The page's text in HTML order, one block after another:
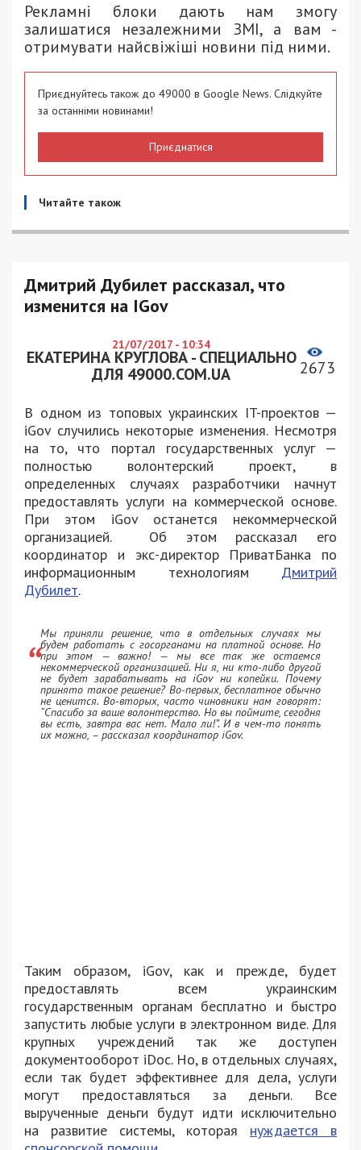
Рекламні блоки дають нам змогу
залишатися незалежними ЗМІ, а вам -
отримувати найсвіжіші новини під ними.
Приєднуйтесь також до 49000 в Google News. Слідкуйте
за останніми новинами!
Приєднатися
Читайте також
Дмитрий Дубилет рассказал, что
изменится на IGov
21/07/2017 - 10:34
ЕКАТЕРИНА КРУГЛОВА - СПЕЦИАЛЬНО
ДЛЯ 49000.COM.UA
2673
В одном из топовых украинских IT-проектов —
iGov случились некоторые изменения. Несмотря
на то, что портал государственных услуг —
полностью волонтерский проект, в
определенных случаях разработчики начнут
предоставлять услуги на коммерческой основе.
При этом iGov останется некоммерческой
организацией. Об этом рассказал его
координатор и экс-директор ПриватБанка по
информационным технологиям Дмитрий
Дубилет.
Мы приняли решение, что в отдельных случаях мы
будем работать с госорганами на платной основе. Но
при этом — важно! — мы все так же остаемся
некоммерческой организацией. Ни я, ни кто-либо другой
не будет зарабатывать на iGov ни копейки. Почему
принято такое решение? Во-первых, бесплатное обычно
не ценится. Во-вторых, часто чиновники нам говорят:
“Спасибо за ваше волонтерство. Но вы поймите, сегодня
вы есть, завтра вас нет. Мало ли!”. И в чем-то понять
их можно, – рассказал координатор iGov.
Таким образом, iGov, как и прежде, будет
предоставлять всем украинским
государственным органам бесплатно и быстро
запустить любые услуги в электронном виде. Для
крупных учреждений так же доступен
документооборот iDoc. Но, в отдельных случаях,
если так будет эффективнее для дела, услуги
могут предоставляться за деньги. Все
вырученные деньги будут идти исключительно
на развитие системы, которая нуждается в